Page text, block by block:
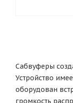
Сабвуферы
Устройство
оборудован
громкость